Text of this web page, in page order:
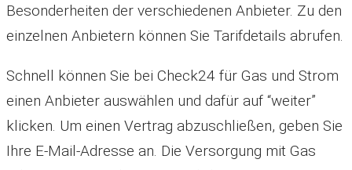
Besonderheiten der verschiedenen Anbieter. Zu den
einzelnen Anbietern können Sie Tarifdetails abrufen.
Schnell können Sie bei Check24 für Gas und Strom
einen Anbieter auswählen und dafür auf “weiter”
klicken. Um einen Vertrag abzuschließen, geben Sie
Ihre E-Mail-Adresse an. Die Versorgung mit Gas